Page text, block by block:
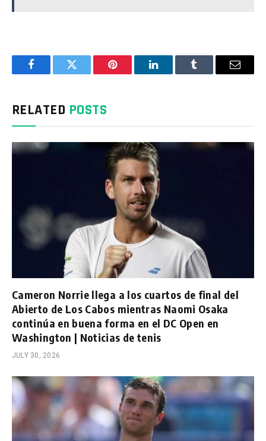
FacebookTwitter Pinterest LinkedInTumblr Email
RELATED POSTS
Cameron Norrie llega a los cuartos de final del
Abierto de Los Cabos mientras Naomi Osaka
continúa en buena forma en el DC Open en
Washington | Noticias de tenis
JULY 30, 2026